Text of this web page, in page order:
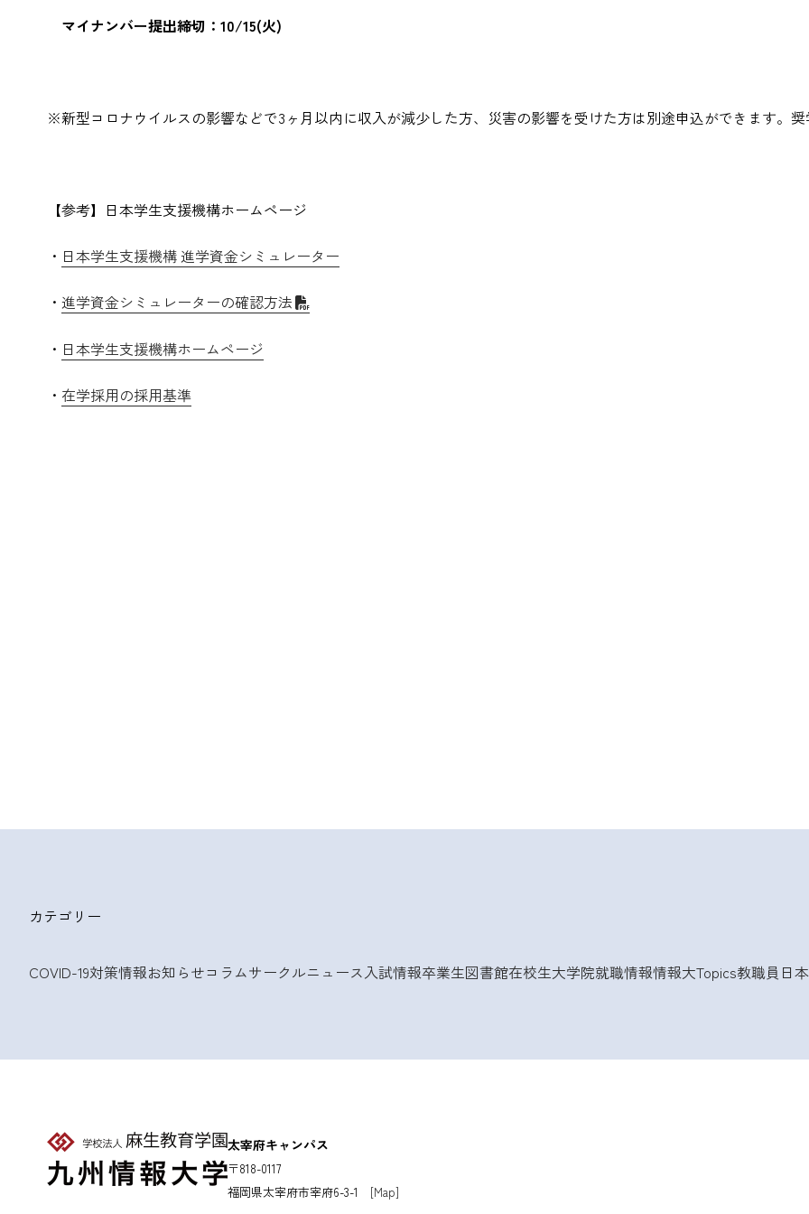
マイナンバー提出締切： 10/15(火)
※新型コロナウイルスの影響などで3ヶ月以内に収入が減少した方、災害の影響を受けた方は別途申込ができます。奨
【参考】日本学生支援機構ホームページ
・ 日本学生支援機構 進学資金シミュレーター
・ 進学資金シミュレーターの確認方法
・ 日本学生支援機構ホームページ
・ 在学採用の採用基準
カテゴリー
COVID-19対策情報お知らせコラムサークルニュース入試情報卒業生図書館在校生大学院就職情報情報大Topics教職員 日
太宰府キャンパス
〒818-0117
福岡県太宰府市宰府6-3-1 [Map]